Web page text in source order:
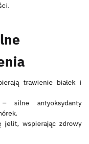
trawienie białek i
silne antyoksydanty
jelit, wspierając zdrowy